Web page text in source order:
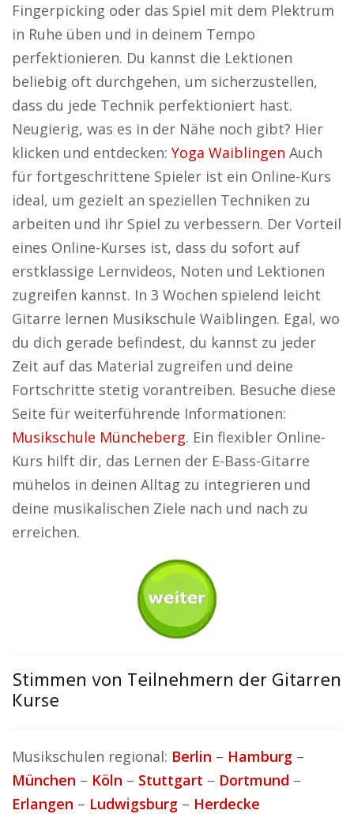
Fingerpicking oder das Spiel mit dem Plektrum
in Ruhe üben und in deinem Tempo
perfektionieren. Du kannst die Lektionen
beliebig oft durchgehen, um sicherzustellen,
dass du jede Technik perfektioniert hast.
Neugierig, was es in der Nähe noch gibt? Hier
klicken und entdecken: Yoga Waiblingen Auch
für fortgeschrittene Spieler ist ein Online-Kurs
ideal, um gezielt an speziellen Techniken zu
arbeiten und ihr Spiel zu verbessern. Der Vorteil
eines Online-Kurses ist, dass du sofort auf
erstklassige Lernvideos, Noten und Lektionen
zugreifen kannst. In 3 Wochen spielend leicht
Gitarre lernen Musikschule Waiblingen. Egal, wo
du dich gerade befindest, du kannst zu jeder
Zeit auf das Material zugreifen und deine
Fortschritte stetig vorantreiben. Besuche diese
Seite für weiterführende Informationen:
Musikschule Müncheberg. Ein flexibler Online-
Kurs hilft dir, das Lernen der E-Bass-Gitarre
mühelos in deinen Alltag zu integrieren und
deine musikalischen Ziele nach und nach zu
erreichen.
Stimmen von Teilnehmern der Gitarren
Kurse
Musikschulen regional: Berlin – Hamburg –
München – Köln – Stuttgart – Dortmund –
Erlangen – Ludwigsburg – Herdecke